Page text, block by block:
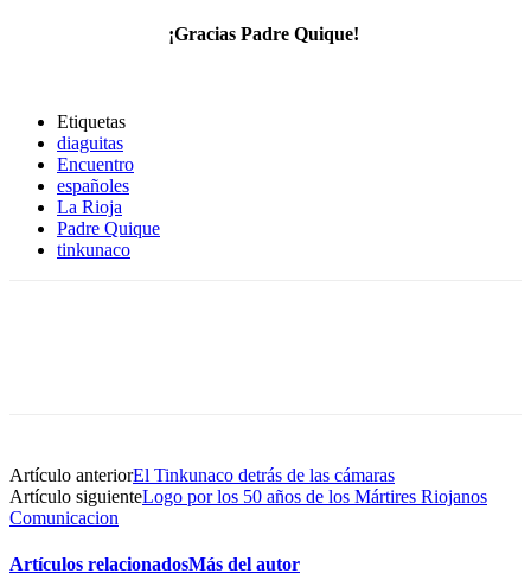
¡Gracias Padre Quique!
Etiquetas
diaguitas
Encuentro
españoles
La Rioja
Padre Quique
tinkunaco
Artículo anteriorEl Tinkunaco detrás de las cámaras
Artículo siguienteLogo por los 50 años de los Mártires Riojanos
Comunicacion
Artículos relacionadosMás del autor